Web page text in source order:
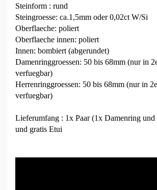
Steinform : rund
Steingroesse: ca.1,5mm oder 0,02ct W/Si
Oberflaeche: poliert
Oberflaeche innen: poliert
Innen: bombiert (abgerundet)
Damenringgroessen: 50 bis 68mm (nur in
verfuegbar)
Herrenringgroessen: 50 bis 68mm (nur in
verfuegbar)
Lieferumfang : 1x Paar (1x Damenring
und gratis Etui